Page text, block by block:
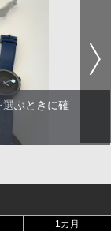
ぶときに確
1カ月